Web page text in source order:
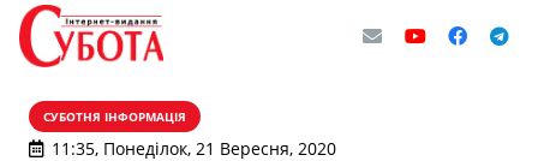
СУБОТНЯ ІНФОРМАЦІЯ
11:35, Понеділок, 21 Вересня, 2020